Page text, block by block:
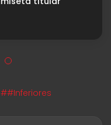
##Inferiores